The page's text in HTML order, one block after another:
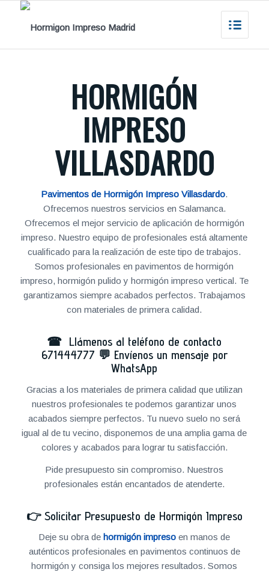
HORMIGÓN
IMPRESO
VILLASDARDO
Pavimentos de Hormigón Impreso Villasdardo.
Ofrecemos nuestros servicios en Salamanca.
Ofrecemos el mejor servicio de aplicación de hormigón
impreso. Nuestro equipo de profesionales está altamente
cualificado para la realización de este tipo de trabajos.
Somos profesionales en pavimentos de hormigón
impreso, hormigón pulido y hormigón impreso vertical. Te
garantizamos siempre acabados perfectos. Trabajamos
con materiales de primera calidad.
☎ Llámenos al teléfono de contacto
671444777 💬 Envíenos un mensaje por
WhatsApp
Gracias a los materiales de primera calidad que utilizan
nuestros profesionales te podemos garantizar unos
acabados siempre perfectos. Tu nuevo suelo no será
igual al de tu vecino, disponemos de una amplia gama de
colores y acabados para lograr tu satisfacción.
Pide presupuesto sin compromiso. Nuestros
profesionales están encantados de atenderte.
👉 Solicitar Presupuesto de Hormigón Impreso
Deje su obra dehormigón impreso en manos de
auténticos profesionales en pavimentos continuos de
hormigón y consiga los mejores resultados. Somos